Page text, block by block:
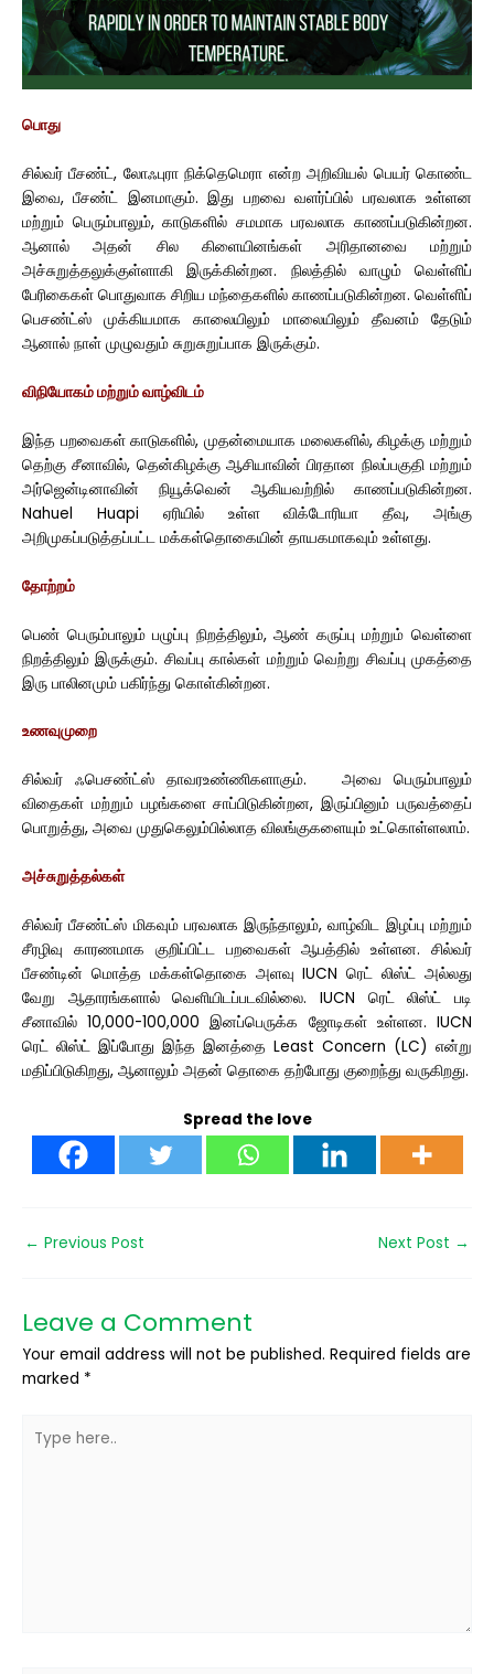
பொது
சில்வர் பீசண்ட், லோஃபுரா நிக்தெமெரா என்ற அறிவியல் பெயர் கொண்ட
இவை, பீசண்ட் இனமாகும். இது பறவை வளர்ப்பில் பரவலாக உள்ளன
மற்றும் பெரும்பாலும், காடுகளில் சமமாக பரவலாக காணப்படுகின்றன.
ஆனால் அதன் சில கிளையினங்கள் அரிதானவை மற்றும்
அச்சுறுத்தலுக்குள்ளாகி இருக்கின்றன. நிலத்தில் வாழும் வெள்ளிப்
பேரிகைகள் பொதுவாக சிறிய மந்தைகளில் காணப்படுகின்றன. வெள்ளிப்
பெசண்ட்ஸ் முக்கியமாக காலையிலும் மாலையிலும் தீவனம் தேடும்
ஆனால் நாள் முழுவதும் சுறுசுறுப்பாக இருக்கும்.
விநியோகம் மற்றும் வாழ்விடம்
இந்த பறவைகள் காடுகளில், முதன்மையாக மலைகளில், கிழக்கு மற்றும்
தெற்கு சீனாவில், தென்கிழக்கு ஆசியாவின் பிரதான நிலப்பகுதி மற்றும்
அர்ஜென்டினாவின் நியூக்வென் ஆகியவற்றில் காணப்படுகின்றன.
Nahuel Huapi ஏரியில் உள்ள விக்டோரியா தீவு, அங்கு
அறிமுகப்படுத்தப்பட்ட மக்கள்தொகையின் தாயகமாகவும் உள்ளது.
தோற்றம்
பெண் பெரும்பாலும் பழுப்பு நிறத்திலும், ஆண் கருப்பு மற்றும் வெள்ளை
நிறத்திலும் இருக்கும். சிவப்பு கால்கள் மற்றும் வெற்று சிவப்பு முகத்தை
இரு பாலினமும் பகிர்ந்து கொள்கின்றன.
உணவுமுறை
சில்வர் ஃபெசண்ட்ஸ் தாவரஉண்ணிகளாகும். அவை பெரும்பாலும்
விதைகள் மற்றும் பழங்களை சாப்பிடுகின்றன, இருப்பினும் பருவத்தைப்
பொறுத்து, அவை முதுகெலும்பில்லாத விலங்குகளையும் உட்கொள்ளலாம்.
அச்சுறுத்தல்கள்
சில்வர் பீசண்ட்ஸ் மிகவும் பரவலாக இருந்தாலும், வாழ்விட இழப்பு மற்றும்
சீரழிவு காரணமாக குறிப்பிட்ட பறவைகள் ஆபத்தில் உள்ளன. சில்வர்
பீசண்டின் மொத்த மக்கள்தொகை அளவு IUCN ரெட் லிஸ்ட் அல்லது
வேறு ஆதாரங்களால் வெளியிடப்படவில்லை. IUCN ரெட் லிஸ்ட் படி
சீனாவில் 10,000-100,000 இனப்பெருக்க ஜோடிகள் உள்ளன. IUCN
ரெட் லிஸ்ட் இப்போது இந்த இனத்தை Least Concern (LC) என்று
மதிப்பிடுகிறது, ஆனாலும் அதன் தொகை தற்போது குறைந்து வருகிறது.
Spread the love
← Previous Post Next Post →
Leave a Comment
Your email address will not be published. Required fields are
marked *
here..